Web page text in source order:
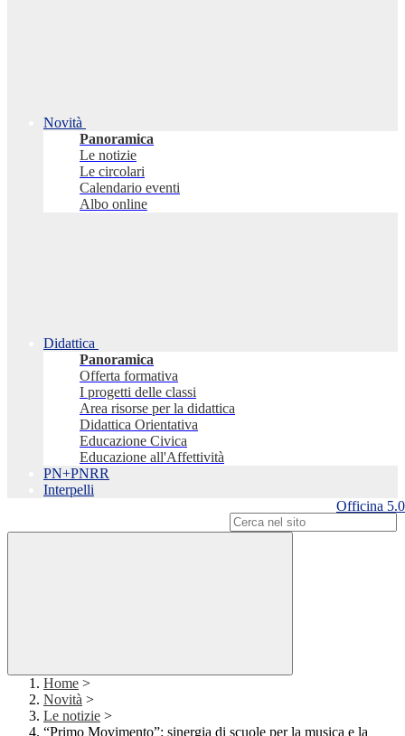
Novità
Panoramica
Le notizie
Le circolari
Calendario eventi
Albo online
Didattica
Panoramica
Offerta formativa
I progetti delle classi
Area risorse per la didattica
Didattica Orientativa
Educazione Civica
Educazione all'Affettività
PN+PNRR
Interpelli
Officina 5.0
Home >
Novità >
Le notizie >
“Primo Movimento”: sinergia di scuole per la musica e la